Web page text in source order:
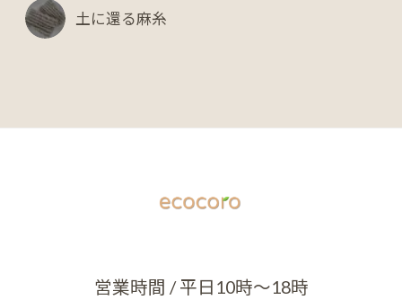
土に還る麻糸
営業時間 / 平日10時～18時